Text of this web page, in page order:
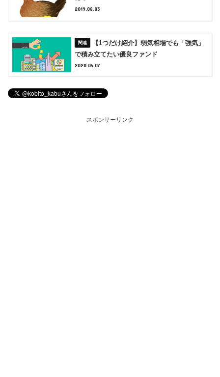
2019.08.03
【1つだけ紹介】弱気相場でも「強気」
で積み立てたい優良ファンド
2020.04.07
スポンサーリンク